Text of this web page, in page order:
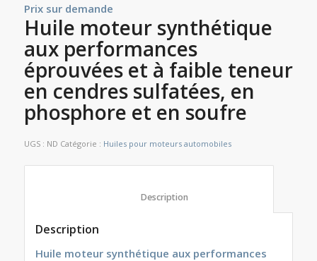
Prix sur demande
Huile moteur synthétique
aux performances
éprouvées et à faible teneur
en cendres sulfatées, en
phosphore et en soufre
UGS : ND Catégorie : Huiles pour moteurs automobiles
Description
Huile moteur synthétique aux performances